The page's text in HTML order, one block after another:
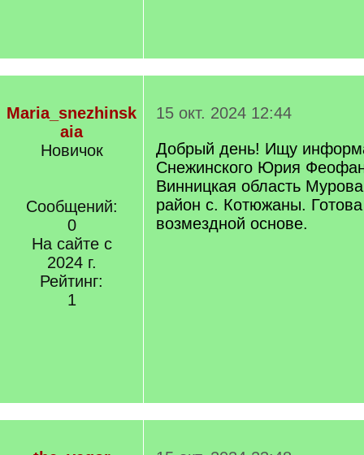
Maria_snezhinsk
aia
Новичок
Сообщений:
0
На сайте с
2024 г.
Рейтинг:
1
15 окт. 2024 12:44
Добрый день! Ищу
Снежинского Юрия
Винницкая область
район с. Котюжаны. Готова
возмездной основе.